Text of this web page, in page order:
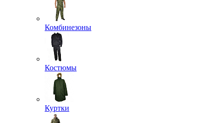
Комбинезоны
Костюмы
Куртки